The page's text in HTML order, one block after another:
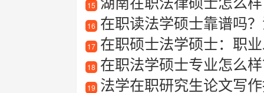
15
16 在职读法学硕士靠谱吗？
17 在职硕士法学硕士：职
18 在职法学硕士专业怎么
19 法学在职研究生论文写作